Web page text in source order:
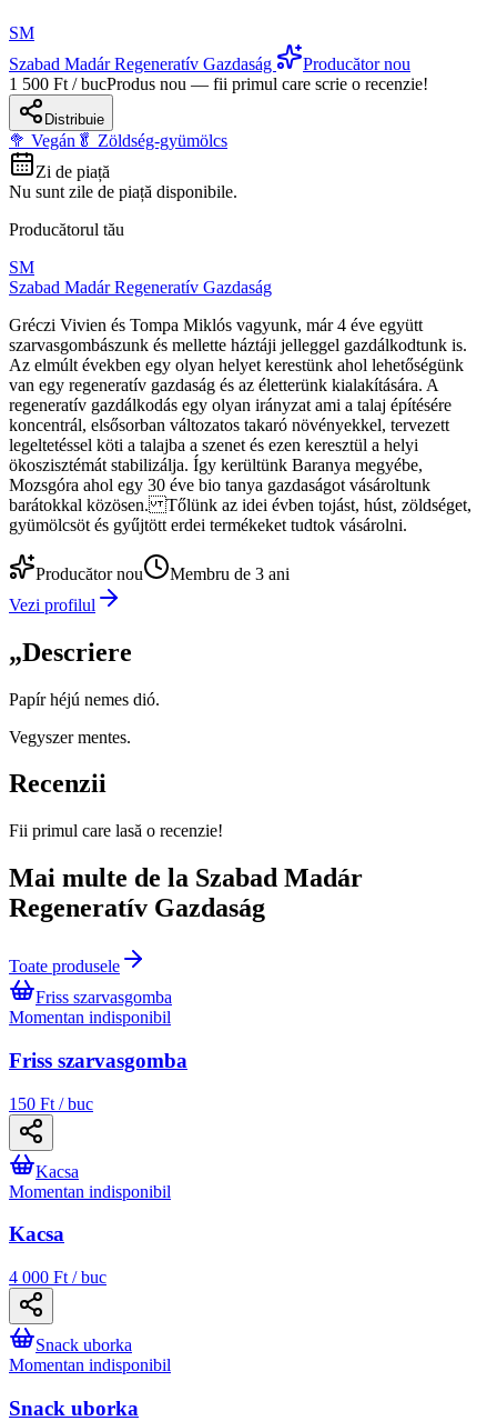
SM
Szabad Madár Regeneratív Gazdaság
Producător nou
1 500 Ft / bucProdus nou — fii primul care scrie o recenzie!
Distribuie
🥦 Vegán 🥬 Zöldség-gyümölcs
Zi de piață
Nu sunt zile de piață disponibile.
Producătorul tău
SM
Szabad Madár Regeneratív Gazdaság
Gréczi Vivien és Tompa Miklós vagyunk, már 4 éve együtt
szarvasgombászunk és mellette háztáji jelleggel gazdálkodtunk is.
Az elmúlt években egy olyan helyet kerestünk ahol lehetőségünk
van egy regeneratív gazdaság és az életterünk kialakítására. A
regeneratív gazdálkodás egy olyan irányzat ami a talaj építésére
koncentrál, elsősorban változatos takaró növényekkel, tervezett
legeltetéssel köti a talajba a szenet és ezen keresztül a helyi
ökoszisztémát stabilizálja. Így kerültünk Baranya megyébe,
Mozsgóra ahol egy 30 éve bio tanya gazdaságot vásároltunk
barátokkal közösen. Tőlünk az idei évben tojást, húst, zöldséget,
gyümölcsöt és gyűjtött erdei termékeket tudtok vásárolni.
Producător nou
Membru de 3 ani
Vezi profilul
„Descriere
Papír héjú nemes dió.
Vegyszer mentes.
Recenzii
Fii primul care lasă o recenzie!
Mai multe de la Szabad Madár
Regeneratív Gazdaság
Toate produsele
Friss szarvasgomba
Momentan indisponibil
Friss szarvasgomba
150 Ft / buc
Kacsa
Momentan indisponibil
Kacsa
4 000 Ft / buc
Snack uborka
Momentan indisponibil
Snack uborka